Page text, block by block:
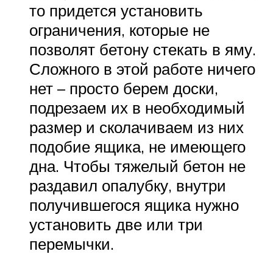
то придется установить
ограничения, которые не
позволят бетону стекать в яму.
Сложного в этой работе ничего
нет – просто берем доски,
подрезаем их в необходимый
размер и сколачиваем из них
подобие ящика, не имеющего
дна. Чтобы тяжелый бетон не
раздавил опалубку, внутри
получившегося ящика нужно
установить две или три
перемычки.